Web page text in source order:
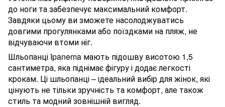
до ноги та забезпечує максимальний комфорт.
Завдяки цьому ви зможете насолоджуватись
довгими прогулянками або поїздками на пляж, не
відчуваючи втоми ніг.
Шльопанці Ipanema мають підошву висотою 1,5
сантиметра, яка піднімає фігуру і додає легкості
крокам. Ці шльопанці – ідеальний вибір для жінок, які
цінують не тільки зручність та комфорт, але також
стиль та модний зовнішній вигляд.